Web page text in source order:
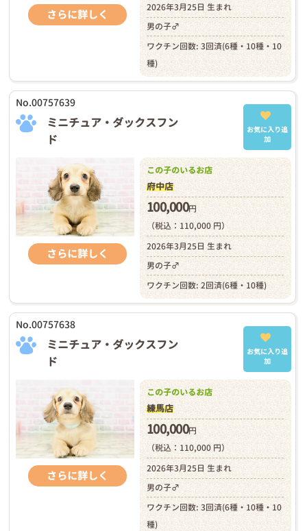
さらに詳しく
2026年3月25日 生まれ
男の子♂
ワクチン回数: 3回済(6種・10種・10
種)
No.00757639
ミニチュア・ダックスフン
ド
お気に入り追
加
さらに詳しく
この子のいるお店
府中店
100,000円
（税込：110,000 円）
2026年3月25日 生まれ
男の子♂
ワクチン回数: 2回済(6種・10種)
No.00757638
ミニチュア・ダックスフン
ド
お気に入り追
加
さらに詳しく
この子のいるお店
練馬店
100,000円
（税込：110,000 円）
2026年3月25日 生まれ
男の子♂
ワクチン回数: 3回済(6種・10種・10
種)